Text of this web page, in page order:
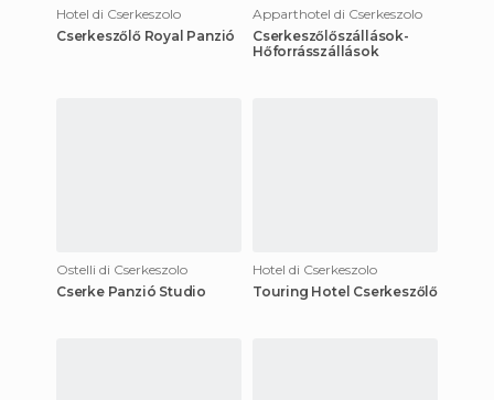
Hotel di Cserkeszolo
Cserkeszőlő Royal Panzió
Apparthotel di Cserkeszolo
Cserkeszőlőszállások-
Hőforrásszállások
Ostelli di Cserkeszolo
Cserke Panzió Studio
Hotel di Cserkeszolo
Touring Hotel Cserkeszőlő